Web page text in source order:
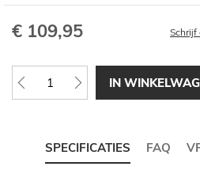
€ 109,95 Schrijf
IN
SPECIFICATIES FAQ